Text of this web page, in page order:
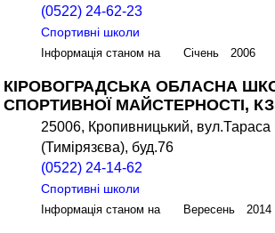
(0522) 24-62-23
Спортивні школи
Інформація станом на Січень 2006
КІРОВОГРАДСЬКА ОБЛАСНА
СПОРТИВНОЇ МАЙСТЕРНОСТІ, КЗ
25006, Кропивницький, вул.Тараса
(Тимірязєва), буд.76
(0522) 24-14-62
Спортивні школи
Інформація станом на Вересень 2014